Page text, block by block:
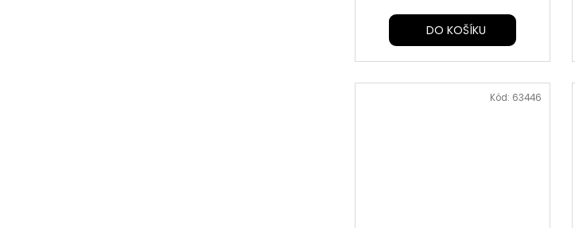
DO KOŠÍKU
Kód: 63446